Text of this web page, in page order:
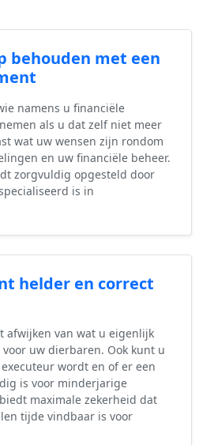
behouden met een
namens u financiële
als u dat zelf niet meer
wat uw wensen zijn rondom
en uw financiële beheer.
zorgvuldig opgesteld door
is in
helder en correct
afwijken van wat u eigenlijk
uw dierbaren. Ook kunt u
wordt en of er een
is voor minderjarige
maximale zekerheid dat
tijde vindbaar is voor